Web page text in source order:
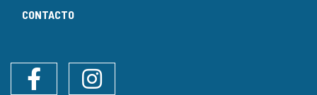
CONTACTO
Instagram